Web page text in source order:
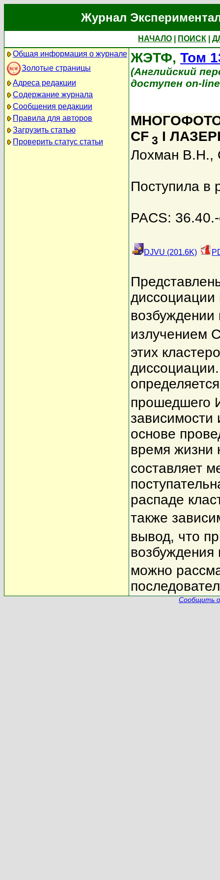
Журнал
НАЧАЛО ПОИСК
Общая информация о журнале
Золотые страницы
Адреса редакции
Содержание журнала
Сообщения редакции
Правила для авторов
Загрузить статью
Проверить статус статьи
ЖЭТФ, Том
(Английский
доступен on-
CF 3 I
Лохман В.Н.,
Поступила в
PACS:
DJVU (201.6K)
диссоциации
возбуждении
излучением
этих
прошедшего
зависимости
основе
время жизни
составляет
распаде
также
вывод, что
возбуждения
можно
Сообщить о